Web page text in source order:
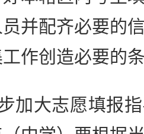
并配齐必要的
作创造必要的
大志愿填报指